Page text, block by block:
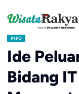
INFO
Ide
Bidang